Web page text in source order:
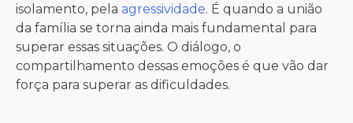
isolamento, pela agressividade. É quando a união
da família se torna ainda mais fundamental para
superar essas situações. O diálogo, o
compartilhamento dessas emoções é que vão dar
força para superar as dificuldades.